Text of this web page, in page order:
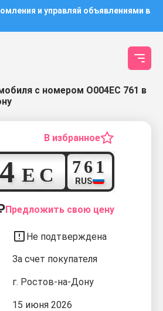
и управляй объявлениями в
с номером О004ЕС 761 в
В избранное
4
Е
С 7
61
RUS
Предложить свою цену
Не подтверждена
За счет покупателя
г. Ростов-на-Дону
15 июня 2026